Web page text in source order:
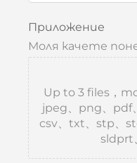
Приложение
Моля качете
Up to 3 files，
jpeg、png、pdf
csv、txt、stp、
sldprt